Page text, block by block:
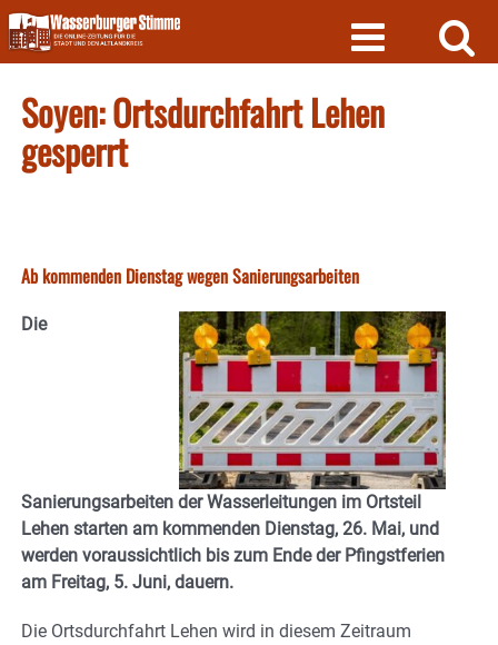
Skip
to
content
Soyen: Ortsdurchfahrt Lehen
gesperrt
Ab kommenden Dienstag wegen Sanierungsarbeiten
Die
Sanierungsarbeiten der Wasserleitungen im Ortsteil
Lehen starten am kommenden Dienstag, 26. Mai, und
werden voraussichtlich bis zum Ende der Pfingstferien
am Freitag, 5. Juni, dauern.
Die Ortsdurchfahrt Lehen wird in diesem Zeitraum